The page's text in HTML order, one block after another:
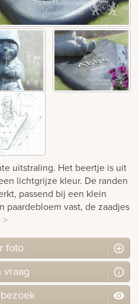
uitstraling. Het beertje is uit
lichtgrijze kleur. De randen
passend bij een klein
paardebloem vast, de zaadjes
>
foto
vraag
bezoek